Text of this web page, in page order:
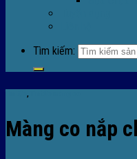
Tìm kiếm:
,
Màng co nắp